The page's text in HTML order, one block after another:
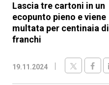
Lascia tre cartoni in un
ecopunto pieno e viene
multata per centinaia di
franchi
19.11.2024